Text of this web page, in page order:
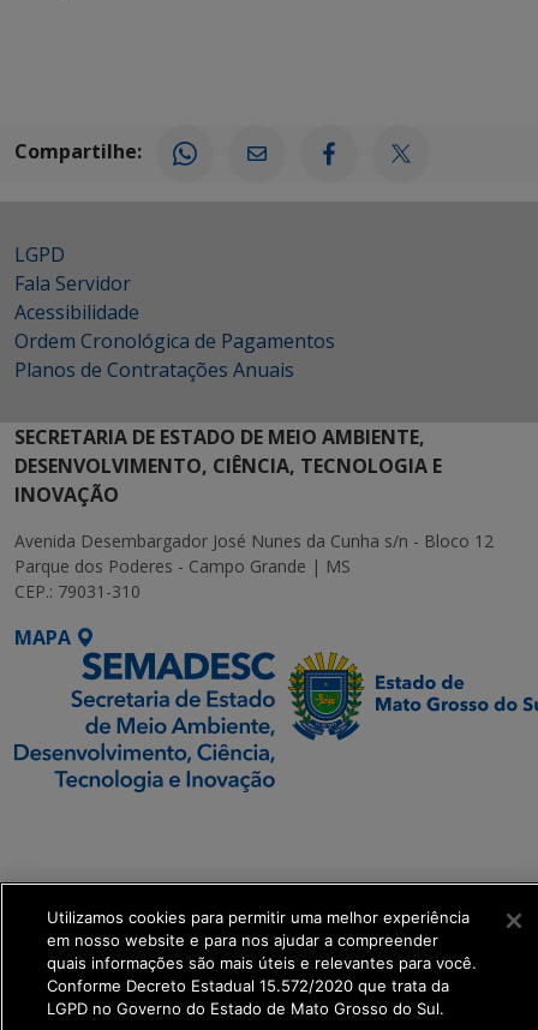
Compartilhe:
LGPD
Fala Servidor
Acessibilidade
Ordem Cronológica de Pagamentos
Planos de Contratações Anuais
SECRETARIA DE ESTADO DE MEIO AMBIENTE,
DESENVOLVIMENTO, CIÊNCIA, TECNOLOGIA E
INOVAÇÃO
Avenida Desembargador José Nunes da Cunha s/n - Bloco 12
Parque dos Poderes - Campo Grande | MS
CEP.: 79031-310
MAPA
Transformação Digital
get_footer();
Utilizamos cookies para permitir uma melhor experiência
em nosso website e para nos ajudar a compreender
quais informações são mais úteis e relevantes para você.
Conforme Decreto Estadual 15.572/2020 que trata da
LGPD no Governo do Estado de Mato Grosso do Sul.